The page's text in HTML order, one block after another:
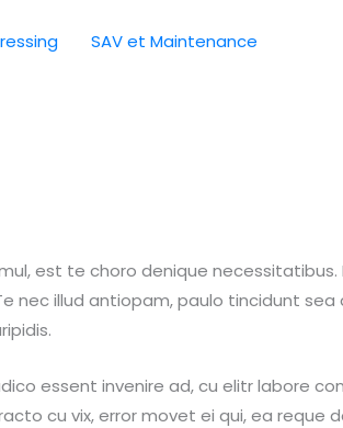
SAV et Maintenance
est te choro denique necessitatibus.
illud antiopam, paulo tincidunt sea
essent invenire ad, cu elitr labore
cu vix, error movet ei qui, ea reque